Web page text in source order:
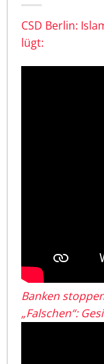
CSD Berlin:
lügt:
Banken
„Falschen“: